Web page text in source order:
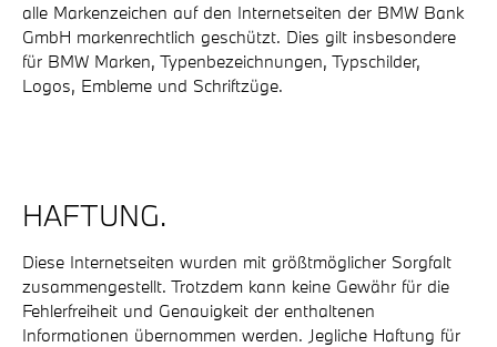
alle Markenzeichen auf den Internetseiten der BMW Bank
GmbH markenrechtlich geschützt. Dies gilt insbesondere
für BMW Marken, Typenbezeichnungen, Typschilder,
Logos, Embleme und Schriftzüge.
HAFTUNG.
Diese Internetseiten wurden mit größtmöglicher Sorgfalt
zusammengestellt. Trotzdem kann keine Gewähr für die
Fehlerfreiheit und Genauigkeit der enthaltenen
Informationen übernommen werden. Jegliche Haftung für